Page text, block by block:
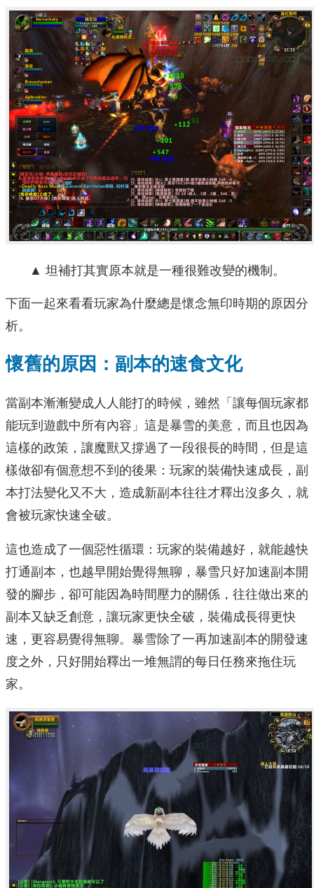
▲ 坦補打其實原本就是一種很難改變的機制。
下面一起來看看玩家為什麼總是懷念無印時期的原因分
析。
懷舊的原因：副本的速食文化
當副本漸漸變成人人能打的時候，雖然「讓每個玩家都
能玩到遊戲中所有內容」這是暴雪的美意，而且也因為
這樣的政策，讓魔獸又撐過了一段很長的時間，但是這
樣做卻有個意想不到的後果：玩家的裝備快速成長，副
本打法變化又不大，造成新副本往往才釋出沒多久，就
會被玩家快速全破。
這也造成了一個惡性循環：玩家的裝備越好，就能越快
打通副本，也越早開始覺得無聊，暴雪只好加速副本開
發的腳步，卻可能因為時間壓力的關係，往往做出來的
副本又缺乏創意，讓玩家更快全破，裝備成長得更快
速，更容易覺得無聊。暴雪除了一再加速副本的開發速
度之外，只好開始釋出一堆無謂的每日任務來拖住玩
家。